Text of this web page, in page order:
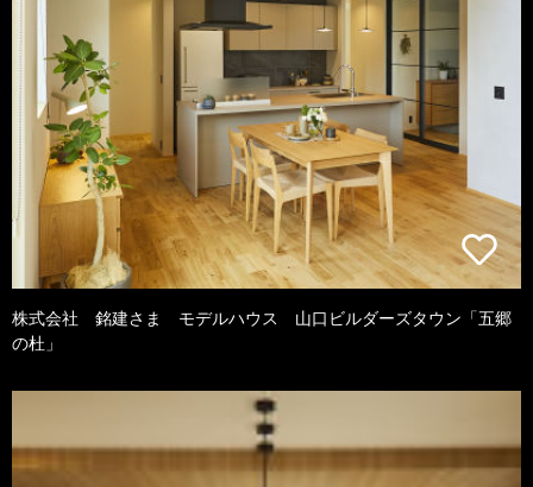
株式会社 銘建さま モデルハウス 山口ビルダーズタウン「五郷
の杜」